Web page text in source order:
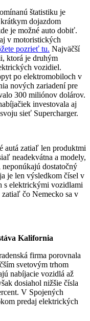
štatistiku je
dojazdom
je možné auto dobiť.
v motoristických
pozrieť tu. Najväčší
ktorá je druhým
vozidiel.
po elektromobiloch v
nových zariadení pre
300 miliónov dolárov.
investovala aj
sieť Supercharger.
autá zatiaľ len produktmi
neadekvátna a modely,
dostatočný
je len výsledkom čísel v
s elektrickými vozidlami
zatiaľ čo Nemecko sa v
Kalifornia
firma porovnala
svetovým trhom
nabíjacie vozidlá až
dosiahol nižšie čísla
V Spojených
predaj elektrických